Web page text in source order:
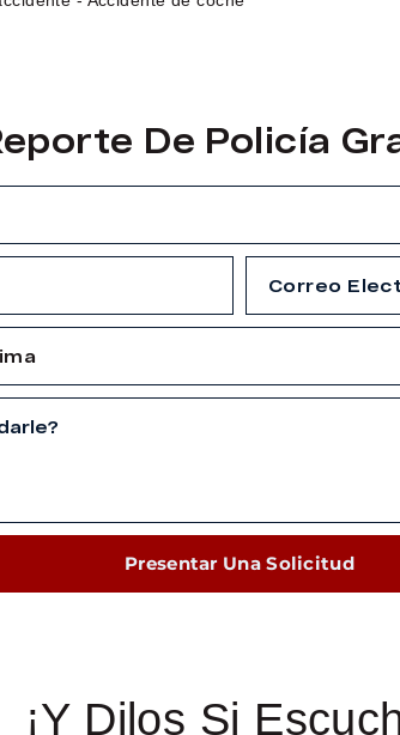
De Policía
Presentar Una Solicitud
¡Y Dilos Si